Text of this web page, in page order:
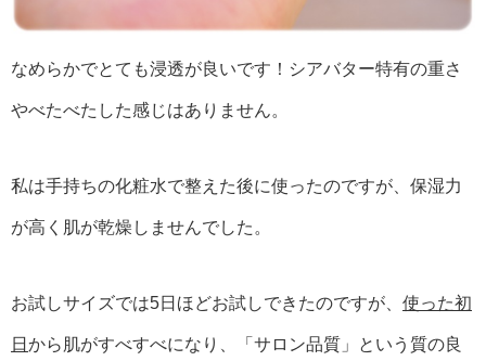
なめらかでとても浸透が良いです！シアバター特有の重さ
やべたべたした感じはありません。
私は手持ちの化粧水で整えた後に使ったのですが、保湿力
が高く肌が乾燥しませんでした。
お試しサイズでは5日ほどお試しできたのですが、 使った初
日 から肌がすべすべになり、「サロン品質」という質の良